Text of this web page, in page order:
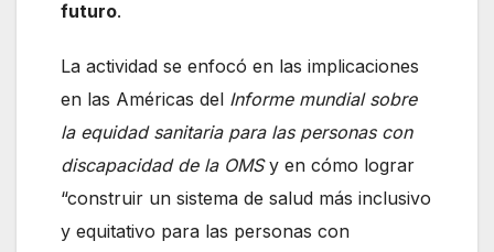
futuro.
La actividad se enfocó en las implicaciones
en las Américas del Informe mundial sobre
la equidad sanitaria para las personas con
discapacidad de la OMSy en cómo lograr
“construir un sistema de salud más inclusivo
y equitativo para las personas con